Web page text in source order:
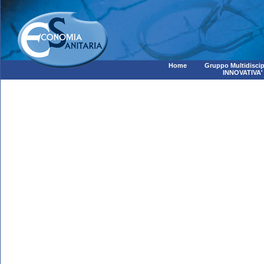
Home
Gruppo
INNOVATIVA'